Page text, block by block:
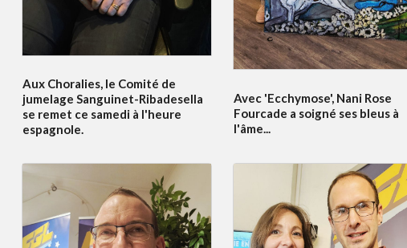
Aux Choralies, le Comité de
jumelage Sanguinet-Ribadesella
se remet ce samedi à l'heure
espagnole.
Avec 'Ecchymose', Nani Rose
Fourcade a soigné ses bleus à
l'âme...